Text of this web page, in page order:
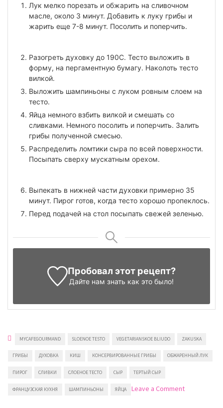
Лук мелко порезать и обжарить на сливочном
масле, около 3 минут. Добавить к луку грибы и
жарить еще 7-8 минут. Посолить и поперчить.
Разогреть духовку до 190С. Тесто выложить в
форму, на пергаментную бумагу. Наколоть тесто
вилкой.
Выложить шампиньоны с луком ровным слоем на
тесто.
Яйца немного взбить вилкой и смешать со
сливками. Немного посолить и поперчить. Залить
грибы полученной смесью.
Распределить ломтики сыра по всей поверхности.
Посыпать сверху мускатным орехом.
Выпекать в нижней части духовки примерно 35
минут. Пирог готов, когда тесто хорошо пропеклось.
Перед подачей на стол посыпать свежей зеленью.
Пробовал этот рецепт?
Дайте нам знать как это было!
MYCAFEGOURMAND SLOENOE TESTO VEGETARIANSKOE BLIUDO ZAKUSKA
ГРИБЫ ДУХОВКА КИШ КОНСЕРВИРОВАННЫЕ ГРИБЫ ОБЖАРЕННЫЙ ЛУК
ПИРОГ СЛИВКИ СЛОЕНОЕ ТЕСТО СЫР ТЕРТЫЙ СЫР
ФРАНЦУЗСКАЯ КУХНЯ ШАМПИНЬОНЫ ЯЙЦА Leave a Commenton